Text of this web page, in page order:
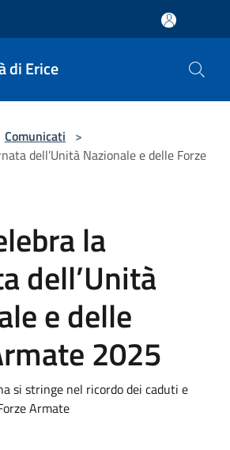
di Erice
Comunicati >
dell’Unità Nazionale e delle Forze
la
dell’Unità
e delle
2025
si stringe nel ricordo dei caduti e
Armate